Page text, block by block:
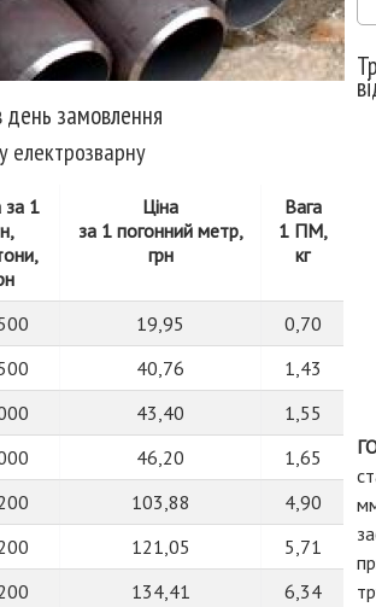
замовлення
електрозварну
за 1
Ціна
за 1 погонний метр,
грн
Вага
1 ПМ,
кг
19,95
0,70
40,76
1,43
43,40
1,55
46,20
1,65
103,88
4,90
121,05
5,71
134,41
6,34